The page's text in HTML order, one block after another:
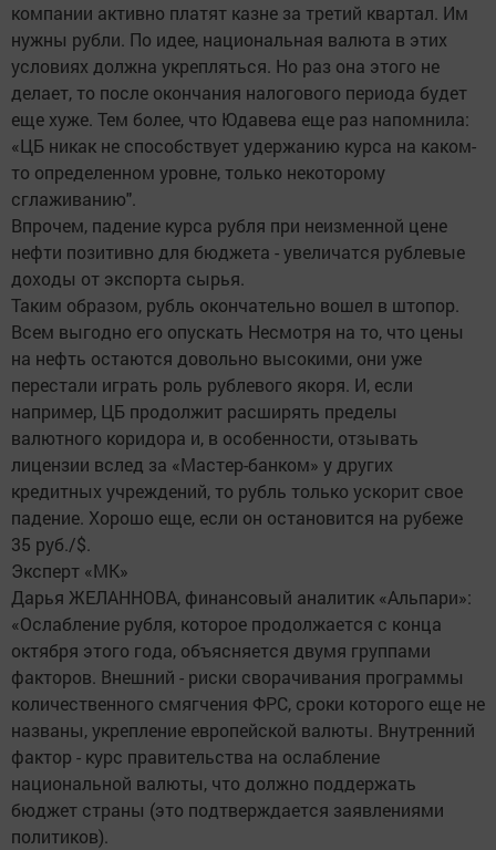
компании активно платят казне за третий квартал. Им
нужны рубли. По идее, национальная валюта в этих
условиях должна укрепляться. Но раз она этого не
делает, то после окончания налогового периода будет
еще хуже. Тем более, что Юдавева еще раз напомнила:
«ЦБ никак не способствует удержанию курса на каком-
то определенном уровне, только некоторому
сглаживанию".
Впрочем, падение курса рубля при неизменной цене
нефти позитивно для бюджета - увеличатся рублевые
доходы от экспорта сырья.
Таким образом, рубль окончательно вошел в штопор.
Всем выгодно его опускать Несмотря на то, что цены
на нефть остаются довольно высокими, они уже
перестали играть роль рублевого якоря. И, если
например, ЦБ продолжит расширять пределы
валютного коридора и, в особенности, отзывать
лицензии вслед за «Мастер-банком» у других
кредитных учреждений, то рубль только ускорит свое
падение. Хорошо еще, если он остановится на рубеже
35 руб./$.
Эксперт «МК»
Дарья ЖЕЛАННОВА, финансовый аналитик «Альпари»:
«Ослабление рубля, которое продолжается с конца
октября этого года, объясняется двумя группами
факторов. Внешний - риски сворачивания программы
количественного смягчения ФРС, сроки которого еще не
названы, укрепление европейской валюты. Внутренний
фактор - курс правительства на ослабление
национальной валюты, что должно поддержать
бюджет страны (это подтверждается заявлениями
политиков).